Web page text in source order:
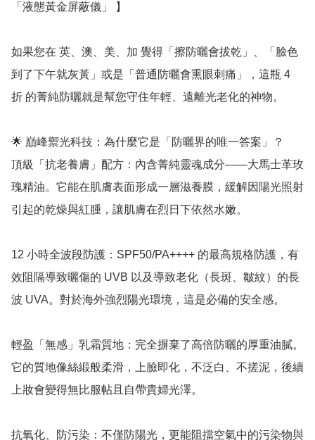
「液態黃金屏蔽儀」 】
如果您在 英、澳、美、加 覺得「擦防曬會拔乾」、「臉色
到了下午就灰黃」或是「普通防曬會熏眼刺痛」，這瓶 4
折 的菁純防曬就是幫您守住年輕、遠離光老化的神物。
🌟 巔峰禦光科技：為什麼它是「防曬界的唯一答案」？
頂級「抗老養膚」配方：內含菁純靈魂成分——大馬士革玫
瑰精油。它能在肌膚表面形成一層滋養膜，緩解因陽光照射
引起的乾燥與紅腫，讓肌膚在烈日下依然水嫩。
12 小時全波段防護：SPF50/PA++++ 的最高規格防護，有
效阻隔導致曬傷的 UVB 以及導致老化（長斑、皺紋）的長
波 UVA。對於海外強烈陽光環境，這是必備的安全感。
輕盈「無感」乳霜質地：完全摒棄了高倍防曬的厚重油膩。
它的質地像絲緞般柔滑，上臉即化，不泛白、不搓泥，後續
上妝會變得無比服帖且自帶貴婦光澤。
抗氧化、防污染：不僅防陽光，更能阻擋空氣中的污染物與